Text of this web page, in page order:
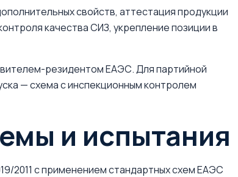
свойств, аттестация продукции
качества СИЗ, укрепление позиции в
резидентом ЕАЭС. Для партийной
— схема с инспекционным контролем
и испытания
2011 с применением стандартных схем ЕАЭС